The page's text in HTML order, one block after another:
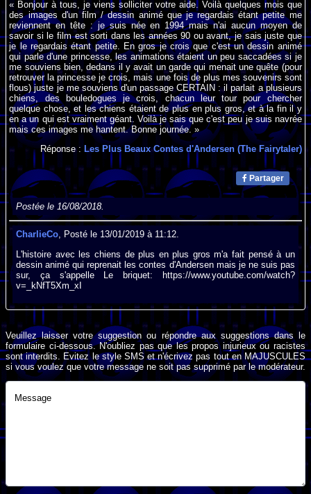
« Bonjour à tous, je viens solliciter votre aide. Voilà quelques mois que
des images d'un film / dessin animé que je regardais étant petite me
reviennent en tête : je suis née en 1994 mais n'ai aucun moyen de
savoir si le film est sorti dans les années 90 ou avant, je sais juste que
je le regardais étant petite. En gros je crois que c'est un dessin animé
qui parle d'une princesse, les animations étaient un peu saccadées si je
me souviens bien, dedans il y avait un garde qui menait une quête (pour
retrouver la princesse je crois, mais une fois de plus mes souvenirs sont
flous) juste je me souviens d'un passage CERTAIN : il parlait a plusieurs
chiens, des bouledogues je crois, chacun leur tour pour chercher
quelque chose, et les chiens étaient de plus en plus gros, et à la fin il y
en a un qui est vraiment géant. Voilà je sais que c'est peu je suis navrée
mais ces images me hantent. Bonne journée. »
Réponse : Les Plus Beaux Contes d'Andersen (The Fairytaler)
Partager
Postée le 16/08/2018.
CharlieCo, Posté le 13/01/2019 à 11:12.
L'histoire avec les chiens de plus en plus gros m'a fait pensé à un
dessin animé qui reprenait les contes d'Andersen mais je ne suis pas
sur, ça s'appelle Le briquet: https://www.youtube.com/watch?
v=_kNfT5Xm_xI
Veuillez laisser votre suggestion ou répondre aux suggestions dans le
formulaire ci-dessous. N'oubliez pas que les propos injurieux ou racistes
sont interdits. Evitez le style SMS et n'écrivez pas tout en MAJUSCULES
si vous voulez que votre message ne soit pas supprimé par le modérateur.
Message